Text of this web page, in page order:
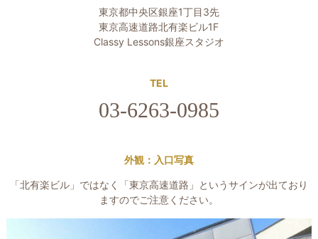
東京都中央区銀座1丁目3先
東京高速道路北有楽ビル1F
Classy Lessons銀座スタジオ
TEL
03-6263-0985
外観：入口写真
「北有楽ビル」ではなく「東京高速道路」というサインが出ており
ますのでご注意ください。